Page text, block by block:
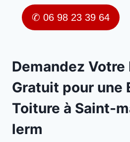
✆ 06 98 23 39 64
Demandez Votre
Gratuit pour une
Toiture à Saint-
lerm